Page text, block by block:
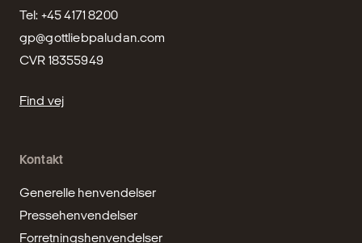
Tel: +45 4171 8200
gp@gottliebpaludan.com
CVR 18355949
Find vej
Kontakt
Generelle henvendelser
Pressehenvendelser
Forretningshenvendelser